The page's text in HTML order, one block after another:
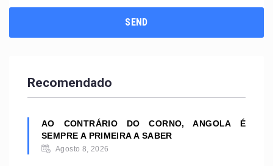
Recomendado
AO CONTRÁRIO DO CORNO, ANGOLA É
SEMPRE A PRIMEIRA A SABER
Agosto 8, 2026